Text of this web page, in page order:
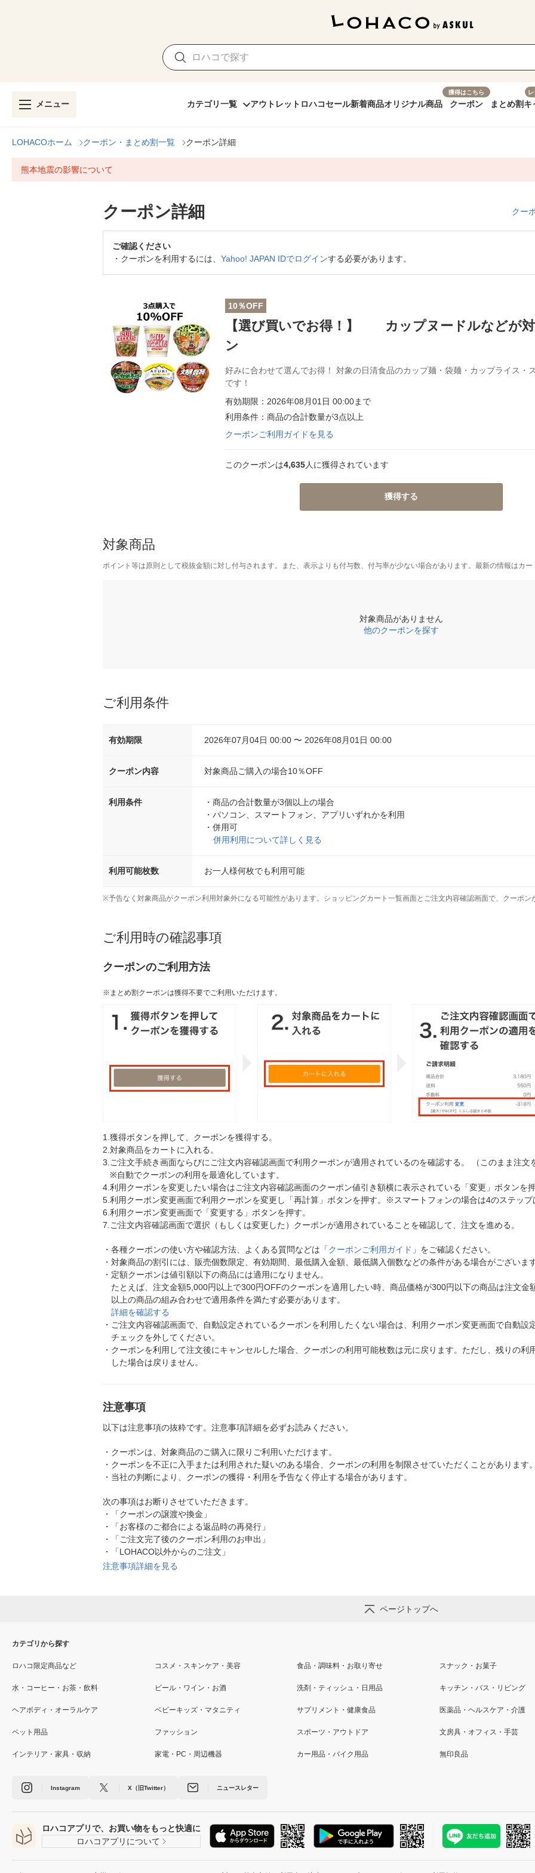
メニュー カテゴリ一覧 アウトレット ロハコセール新着商品オリジナル商品
獲得はこちら
クーポン まとめ割キ
LOHACOホーム クーポン・まとめ割一覧 クーポン詳細
熊本地震の影響について
クーポン詳細 クー
ご確認ください
・ クーポンを利用するには、 Yahoo! JAPAN IDでログインする必要があります。
10％OFF
【選び買いでお得！】 カップヌードルなどが対
ン
好みに合わせて選んでお得！ 対象の日清食品のカップ麺・袋麺・カップライス・
です！
有効期限：2026年08月01日 00:00まで
利用条件：商品の合計数量が3点以上
クーポンご利用ガイドを見る
このクーポンは4,635人に獲得されています
獲得する
対象商品
ポイント等は原則として税抜金額に対し付与されます。また、表示よりも付与数、付与率が少ない場合があります。最新の情報はカー
対象商品がありません
他のクーポンを探す
ご利用条件
有効期限 2026年07月04日 00:00 〜 2026年08月01日 00:00
クーポン内容 対象商品ご購入の場合10％OFF
利用条件 ・ 商品の合計数量が3個以上の場合
・ パソコン、スマートフォン、アプリいずれかを利用
・ 併用可
併用利用について詳しく見る
利用可能枚数 お一人様何枚でも利用可能
※予告なく対象商品がクーポン利用対象外になる可能性があります。ショッピングカート一覧画面とご注文内容確認画面で、クーポン
ご利用時の確認事項
クーポンのご利用方法
※まとめ割クーポンは獲得不要でご利用いただけます。
1. 獲得ボタンを押して、クーポンを獲得する。
2. 対象商品をカートに入れる。
3. ご注文手続き画面ならびにご注文内容確認画面で利用クーポンが適用されているのを確認する。 （このまま注文
※自動でクーポンの利用を最適化しています。
4. 利用クーポンを変更したい場合はご注文内容確認画面のクーポン値引き額横に表示されている「変更」ボタンを押
5. 利用クーポン変更画面で利用クーポンを変更し「再計算」ボタンを押す。※スマートフォンの場合は4のステップ
6. 利用クーポン変更画面で「変更する」ボタンを押す。
7. ご注文内容確認画面で選択（もしくは変更した）クーポンが適用されていることを確認して、注文を進める。
・ 各種クーポンの使い方や確認方法、よくある質問などは「クーポンご利用ガイド 」をご確認ください。
・ 対象商品の割引には、販売個数限定、有効期間、最低購入金額、最低購入個数などの条件がある場合がございます
・ 定額クーポンは値引額以下の商品には適用になりません。
たとえば、注文金額5,000円以上で300円OFFのクーポンを適用したい時、商品価格が300円以下の商品は注文金
以上の商品の組み合わせで適用条件を満たす必要があります。
詳細を確認する
・ ご注文内容確認画面で、自動設定されているクーポンを利用したくない場合は、利用クーポン変更画面で自動設
チェックを外してください。
・ クーポンを利用して注文後にキャンセルした場合、クーポンの利用可能枚数は元に戻ります。ただし、残りの利
した場合は戻りません。
注意事項
以下は注意事項の抜粋です。注意事項詳細を必ずお読みください。
・ クーポンは、対象商品のご購入に限りご利用いただけます。
・ クーポンを不正に入手または利用された疑いのある場合、クーポンの利用を制限させていただくことがあります。
・ 当社の判断により、クーポンの獲得・利用を予告なく停止する場合があります。
次の事項はお断りさせていただきます。
・
「クーポンの譲渡や換金」
・
「お客様のご都合による返品時の再発行」
・
「ご注文完了後のクーポン利用のお申出」
・
「LOHACO以外からのご注文」
注意事項詳細を見る
ページトップへ
カテゴリから探す
ロハコ限定商品など コスメ・スキンケア・美容 食品・調味料・お取り寄せ スナック・お菓子
水・コーヒー・お茶・飲料 ビール・ワイン・お酒 洗剤・ティッシュ・日用品 キッチン・バス・リビング
ヘアボディ・オーラルケア ベビーキッズ・マタニティ サプリメント・健康食品 医薬品・ヘルスケア・介護
ペット用品 ファッション スポーツ・アウトドア 文房具・オフィス・手芸
インテリア・家具・収納 家電・PC・周辺機器 カー用品・バイク用品 無印良品
Instagram X（旧Twitter） ニュースレター
ロハコアプリで、お買い物をもっと快適に
ロハコアプリについて